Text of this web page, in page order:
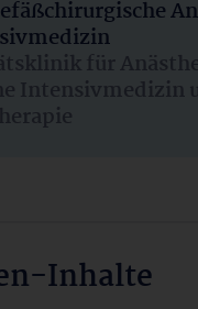
für
Intensivmedizin
Inhalte